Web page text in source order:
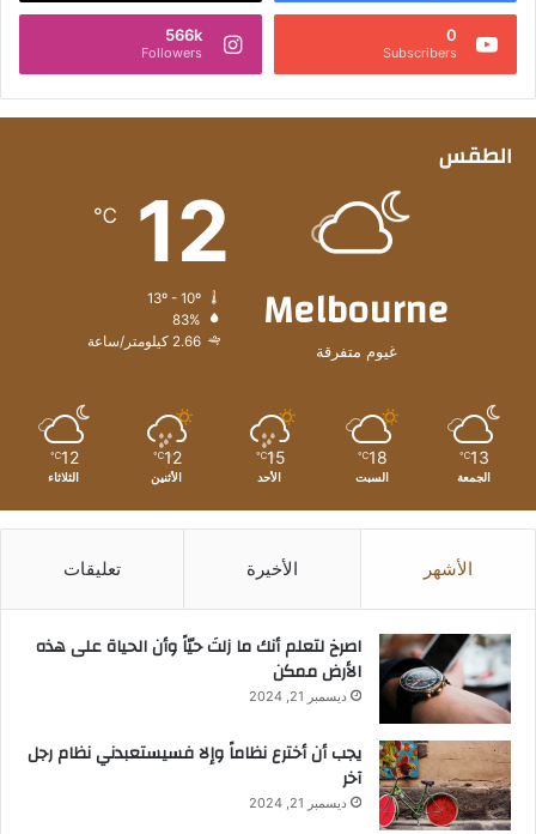
0
Subscribers
566k
Followers
الطقس
Melbourne
غيوم متفرقة
12
℃
83%
2.66 كيلومتر/ساعة
13
℃
الجمعة
18
℃
السبت
15
℃
الأحد
12
℃
الأثنين
12
℃
الثلاثاء
الأشهر الأخيرة تعليقات
‫اصرخ لتعلم أنك ما زلتَ حيّاً وأن الحياة على هذه
الأرض ممكن
ديسمبر 21, 2024
يجب أن أخترع نظاماً وإلا فسيستعبدني نظام رجل
آخر
ديسمبر 21, 2024